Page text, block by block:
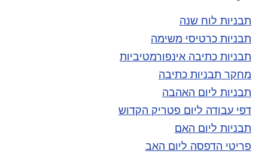
תבניות לוח שנה
תבניות כרטיסי משימה
תבניות כתיבה אינפורמטיביות
מחקר תבניות כתיבה
תבניות ליום האהבה
דפי עבודה ליום פטריק הקדוש
תבניות ליום האם
פריטי הדפסה ליום האב